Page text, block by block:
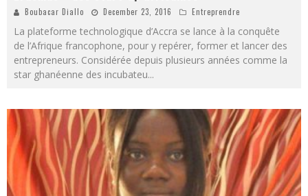
Boubacar Diallo December 23, 2016 Entreprendre
La plateforme technologique d’Accra se lance à la conquête
de l’Afrique francophone, pour y repérer, former et lancer des
entrepreneurs. Considérée depuis plusieurs années comme la
star ghanéenne des incubateu...